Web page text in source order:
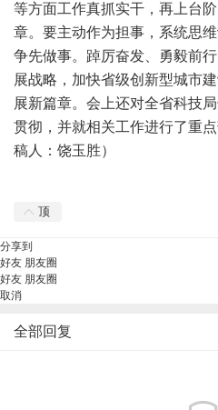
等方面工作真抓实干，再上台
章。要主动作为担事，系统思
争先做事。踔厉奋发、勇毅前
展战略，加快省级创新型城市
展新篇章。会上还对全省科技
贯彻，并就相关工作进行了重
稿人：饶玉胜）
顶
分享到
好友 朋友圈
好友 朋友圈
取消
全部回复